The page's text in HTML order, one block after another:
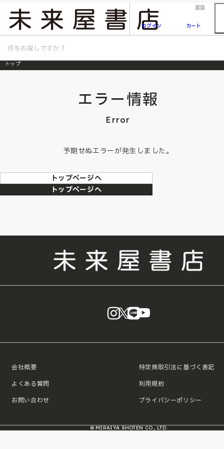
『ONE PIECE magazine 021 ONE PIECEカード付き同梱版』発売延期のご案内
ログイン
0
カート
トップ
エラー情報
Error
予期せぬエラーが発生しました。
トップページへ
トップページへ
instagram
X LINE
会社概要
よくある質問
お問い合わせ
特定商取引法に基づく表記
利用規約
プライバシーポリシー
© MIRAIYA SHOTEN CO., LTD.